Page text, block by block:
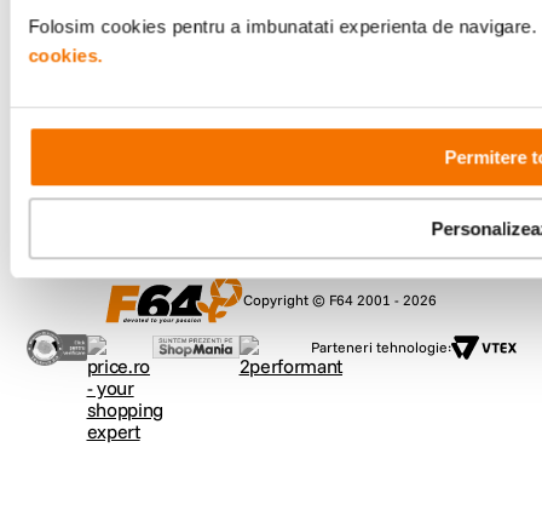
Folosim cookies pentru a imbunatati experienta de
cookies.
Permitere
+40 21 270 0050
Program de lucru
Copyright © F64 2001 - 2026
Parteneri tehnologie: